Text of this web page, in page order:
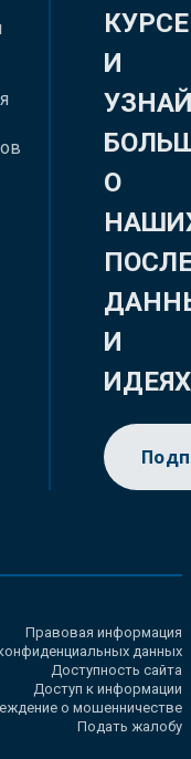
КУРСЕ
И
О
И
ИДЕЯХ
Правовая информация
данных
Доступность сайта
Доступ к информации
о мошенничестве
Подать жалобу